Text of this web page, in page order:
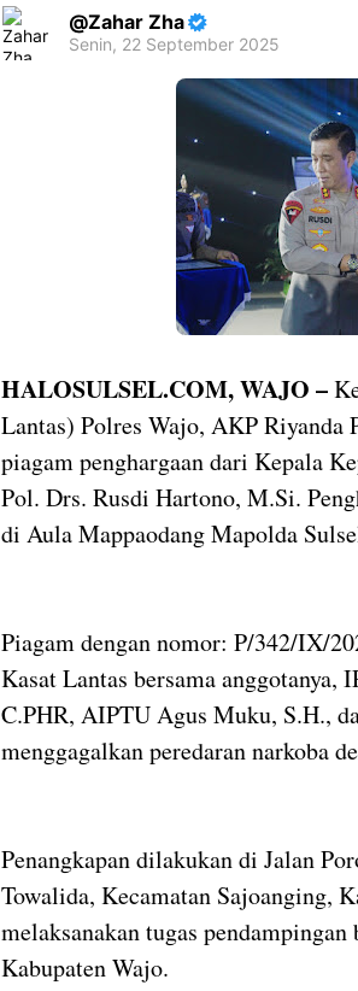
Zahar Zha
Senin, 22 September 2025
HALOSULSEL.COM, WAJO –
Lantas) Polres Wajo, AKP
piagam penghargaan dari Kepala
Pol. Drs. Rusdi Hartono, M.Si.
di Aula Mappaodang Mapolda
Piagam dengan nomor: P/342/IX/
Kasat Lantas bersama
C.PHR, AIPTU Agus Muku, S.H.,
menggagalkan peredaran narkoba
Penangkapan dilakukan di Jalan
Towalida, Kecamatan Sajoanging,
melaksanakan tugas
Kabupaten Wajo.